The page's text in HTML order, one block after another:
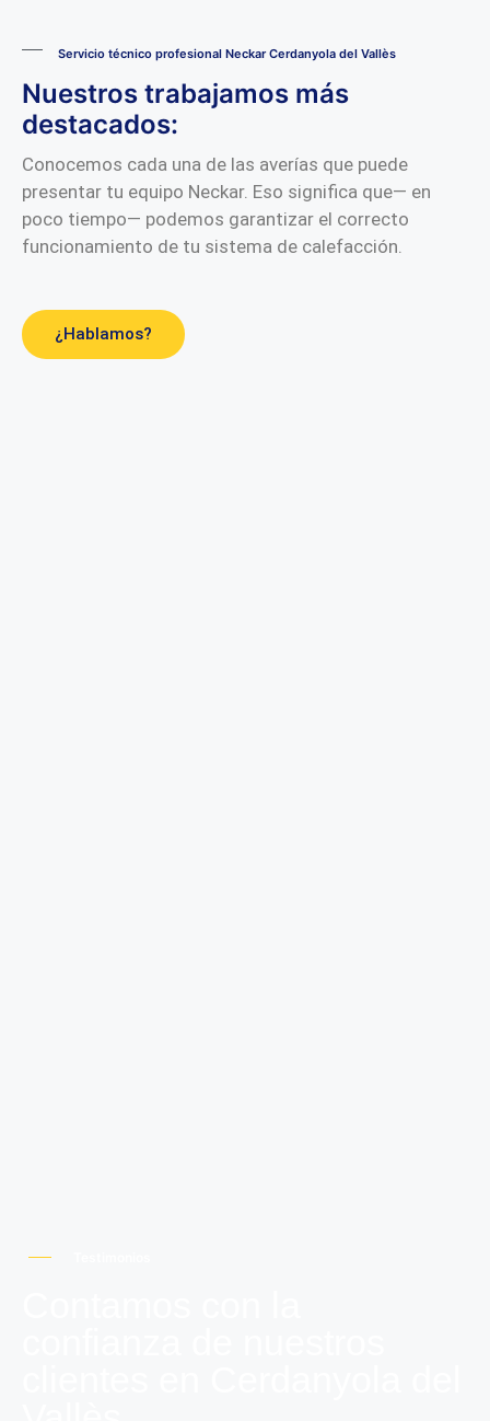
Servicio técnico profesional Neckar Cerdanyola del Vallès
Nuestros trabajamos más
destacados:
Conocemos cada una de las averías que puede
presentar tu equipo Neckar. Eso significa que— en
poco tiempo— podemos garantizar el correcto
funcionamiento de tu sistema de calefacción.
¿Hablamos?